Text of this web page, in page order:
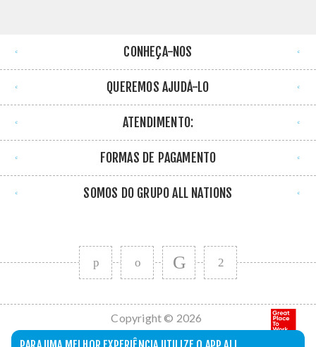
CONHEÇA-NOS
QUEREMOS AJUDÁ-LO
ATENDIMENTO:
FORMAS DE PAGAMENTO
SOMOS DO GRUPO ALL NATIONS
Copyright © 2026
All Nations. Todos